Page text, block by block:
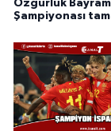
Özgürlük Bayramı
Şampiyonası